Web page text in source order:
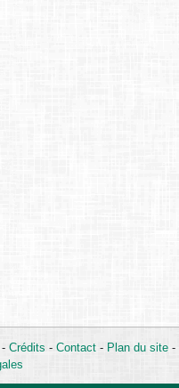
- Crédits - Contact- Plan du site-